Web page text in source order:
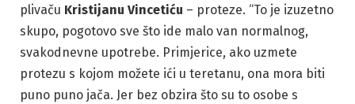
plivaču Kristijanu Vincetiću – proteze. “To je izuzetno
skupo, pogotovo sve što ide malo van normalnog,
svakodnevne upotrebe. Primjerice, ako uzmete
protezu s kojom možete ići u teretanu, ona mora biti
puno puno jača. Jer bez obzira što su to osobe s